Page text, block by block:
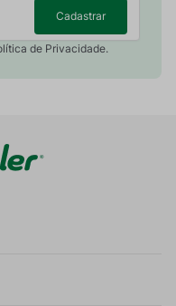
Cadastrar
de Privacidade.